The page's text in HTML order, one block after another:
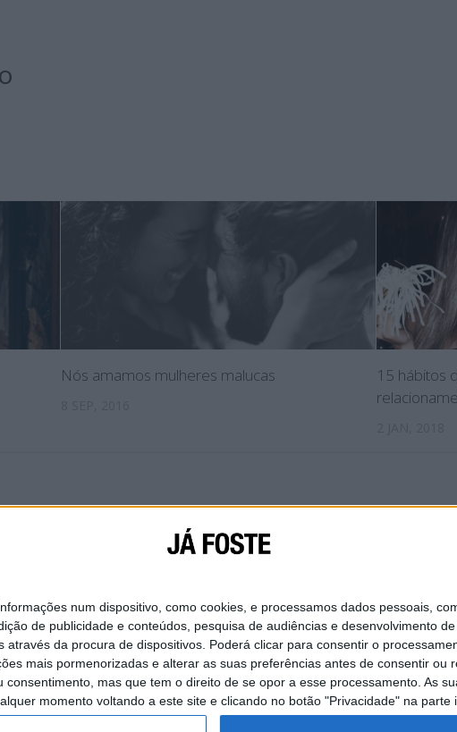
num dispositivo, como cookies, e processamos dados pessoais,
de publicidade e conteúdos, pesquisa de audiências e desenvolvimento de
da procura de dispositivos. Poderá clicar para consentir o
mais pormenorizadas e alterar as suas preferências antes de consentir ou
mas que tem o direito de se opor a esse processamento. As
momento voltando a este site e clicando no botão "Privacidade" na parte
Nós amamos mulheres malucas
15 hábitos